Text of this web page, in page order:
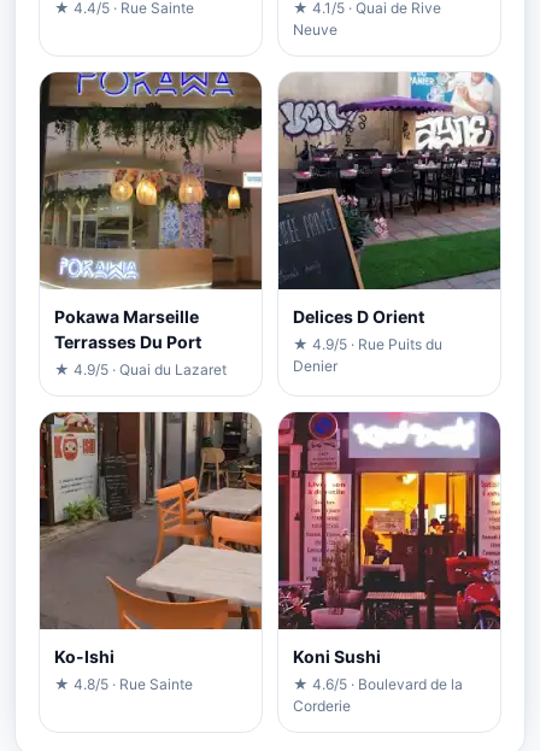
★ 4.4/5 · Rue Sainte
★ 4.1/5 · Quai de Rive
Neuve
Pokawa Marseille
Terrasses Du Port
★ 4.9/5 · Quai du Lazaret
Delices D Orient
★ 4.9/5 · Rue Puits du
Denier
Ko-Ishi
★ 4.8/5 · Rue Sainte
Koni Sushi
★ 4.6/5 · Boulevard de la
Corderie